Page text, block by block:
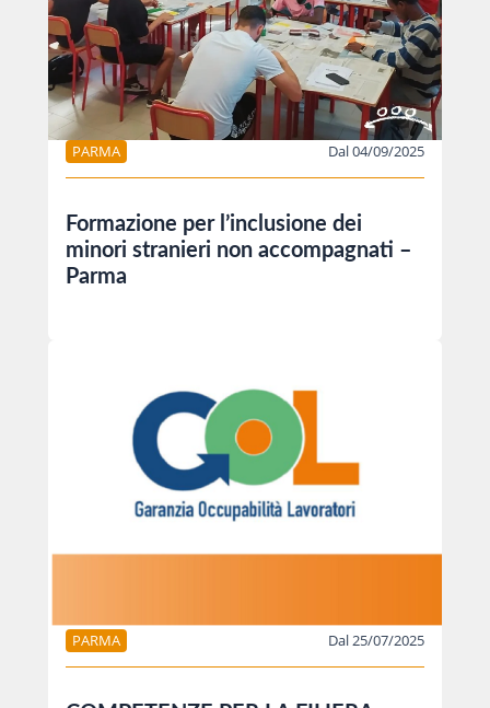
PARMA Dal 04/09/2025
Formazione per l’inclusione dei
minori stranieri non accompagnati –
Parma
PARMA Dal 25/07/2025